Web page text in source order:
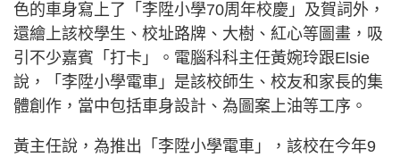
色的車身寫上了「李陞小學70周年校慶」及賀詞外，
還繪上該校學生、校址路牌、大樹、紅心等圖畫，吸
引不少嘉賓「打卡」。電腦科科主任黃婉玲跟Elsie
說，「李陞小學電車」是該校師生、校友和家長的集
體創作，當中包括車身設計、為圖案上油等工序。
黃主任說，為推出「李陞小學電車」，該校在今年9